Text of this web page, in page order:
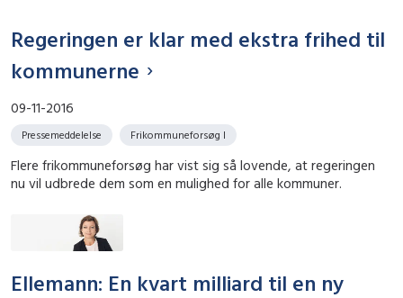
Regeringen er klar med ekstra frihed til
kommunerne
09-11-2016
Pressemeddelelse Frikommuneforsøg I
Flere frikommuneforsøg har vist sig så lovende, at regeringen
nu vil udbrede dem som en mulighed for alle kommuner.
Ellemann: En kvart milliard til en ny